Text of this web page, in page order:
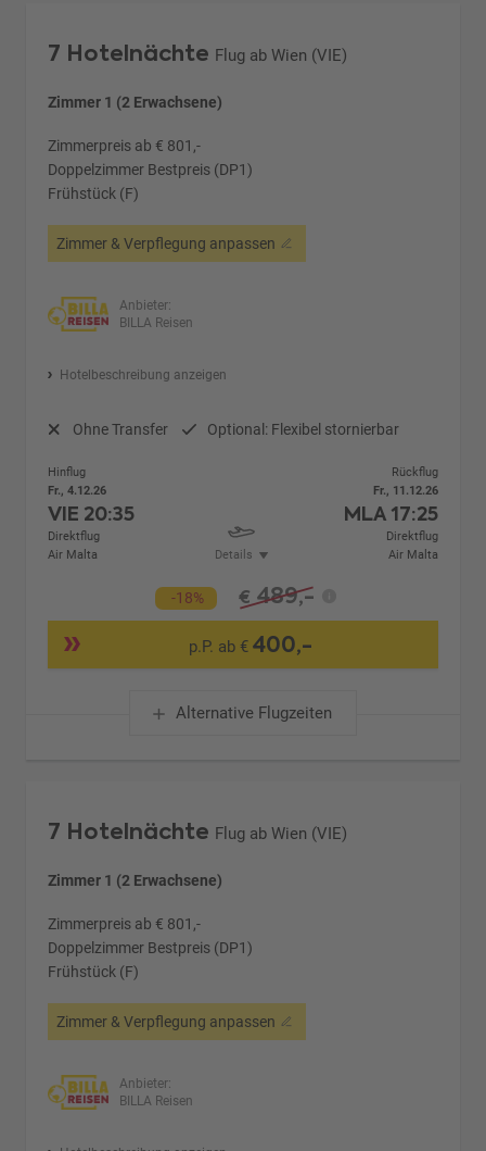
7 Hotelnächte Flug ab Wien (VIE)
Zimmer 1 (2 Erwachsene)
Zimmerpreis ab € 801,-
Doppelzimmer Bestpreis (DP1)
Frühstück (F)
Zimmer & Verpflegung anpassen
Anbieter:
BILLA Reisen
Hotelbeschreibung anzeigen
Ohne Transfer Optional: Flexibel stornierbar
Hinflug
Fr., 4.12.26
VIE 20:35
Direktflug
Air Malta
Details
Rückflug
Fr., 11.12.26
MLA 17:25
Direktflug
Air Malta
-18% € 489,-
p.P. ab €400,-
Alternative Flugzeiten
7 Hotelnächte Flug ab Wien (VIE)
Zimmer 1 (2 Erwachsene)
Zimmerpreis ab € 801,-
Doppelzimmer Bestpreis (DP1)
Frühstück (F)
Zimmer & Verpflegung anpassen
Anbieter:
BILLA Reisen